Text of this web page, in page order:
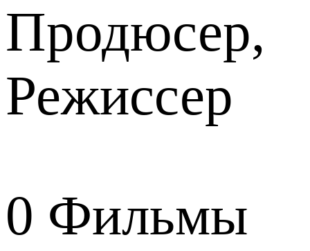
Продюсер,
Режиссер
0 Фильмы